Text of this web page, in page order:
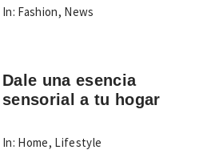
In: Fashion, News
Dale una esencia
sensorial a tu hogar
In: Home, Lifestyle